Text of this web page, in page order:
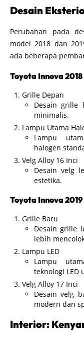
Desain
Perubahan pada
model 2018 dan
ada beberapa
Toyota Innova 2018
Grille Depan
Desain grille
minimalis.
Lampu Utama
Lampu
halogen
Velg Alloy 16 Inci
Desain velg
estetika.
Toyota Innova 2019
Grille Baru
Desain grille
lebih
Lampu LED
Lampu
teknologi LED
Velg Alloy 17 Inci
Desain velg
modern dan
Interior: